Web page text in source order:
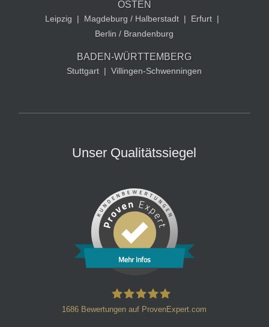
OSTEN
Leipzig | Magdeburg / Halberstadt | Erfurt |
Berlin / Brandenburg
BADEN-WÜRTTEMBERG
Stuttgart | Villingen-Schwenningen
Unser Qualitätssiegel
Mehr Infos
1686 Bewertungen auf ProvenExpert.com